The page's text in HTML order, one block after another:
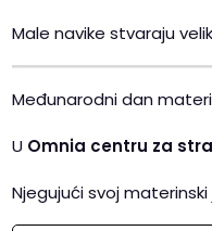
Male navike stvaraju
Međunarodni dan
U Omnia centru za
Njegujući svoj